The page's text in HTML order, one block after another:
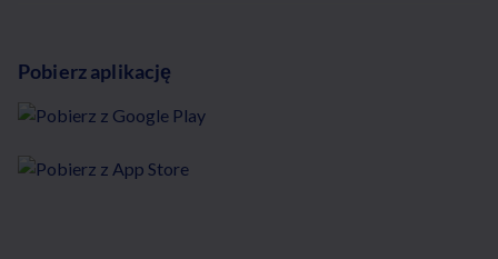
Pobierz aplikację